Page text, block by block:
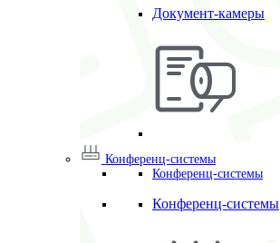
Документ-камеры
Конференц-системы
Конференц-системы
Конференц-системы